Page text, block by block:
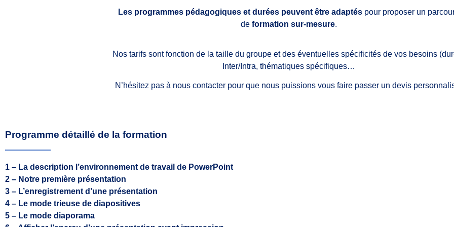
Les programmes pédagogiques et durées peuvent être adaptés pour proposer un
de formation sur-mesure.
Nos tarifs sont fonction de la taille du groupe et des éventuelles spécificités de vos besoins
Inter/Intra, thématiques spécifiques…
N’hésitez pas à nous contacter pour que nous puissions vous faire passer un devis
Programme détaillé de la formation
1 – La description l’environnement de travail de PowerPoint
2 – Notre première présentation
3 – L’enregistrement d’une présentation
4 – Le mode trieuse de diapositives
5 – Le mode diaporama